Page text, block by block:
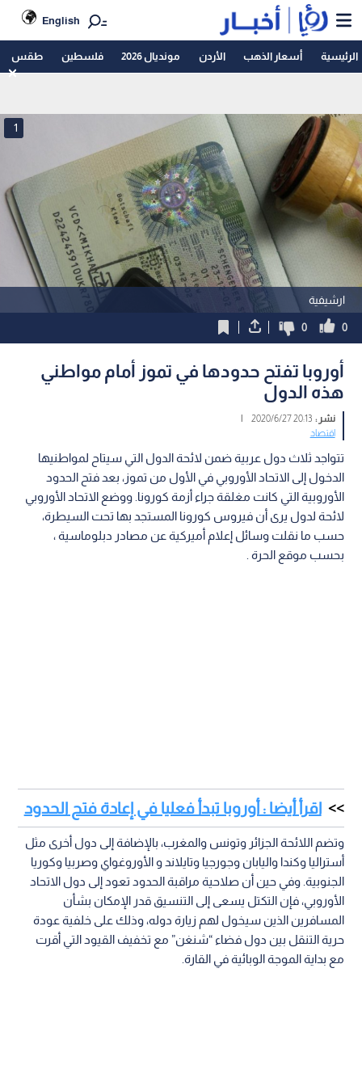
English
الرئيسية أسعار الذهب الأردن مونديال 2026 فلسطين طقس
ارشيفية
1
0
0
أوروبا تفتح حدودها في تموز أمام مواطني
هذه الدول
نشر :20:13 2020/6/27
|
اقتصاد
تتواجد ثلاث دول عربية ضمن لائحة الدول التي سيتاح لمواطنيها
الدخول إلى الاتحاد الأوروبي في الأول من تموز، بعد فتح الحدود
الأوروبية التي كانت مغلقة جراء أزمة كورونا. ووضع الاتحاد الأوروبي
لائحة لدول يرى أن فيروس كورونا المستجد بها تحت السيطرة،
حسب ما نقلت وسائل إعلام أميركية عن مصادر دبلوماسية ،
بحسب موقع الحرة .
اقرأ أيضا : أوروبا تبدأ فعليا في إعادة فتح الحدود
وتضم اللائحة الجزائر وتونس والمغرب، بالإضافة إلى دول أخرى مثل
أستراليا وكندا واليابان وجورجيا وتايلاند و الأوروغواي وصربيا وكوريا
الجنوبية. وفي حين أن صلاحية مراقبة الحدود تعود إلى دول الاتحاد
الأوروبي، فإن التكتل يسعى إلى التنسيق قدر الإمكان بشأن
المسافرين الذين سيخول لهم زيارة دوله، وذلك على خلفية عودة
حرية التنقل بين دول فضاء “شنغن” مع تخفيف القيود التي أقرت
مع بداية الموجة الوبائية في القارة.